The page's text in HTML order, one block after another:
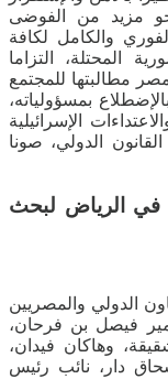
نحو مزيد من الفوضى
والكامل لكافة
المحتلة، التزاما
مطالبتها للمجتمع
بمسؤولياته،
الإسرائيلية
الدولي، صونا
في الرياض لبحث
الدولي والمصريين
فيصل بن فرحان،
وهاكان فيدان،
دار، نائب رئيس